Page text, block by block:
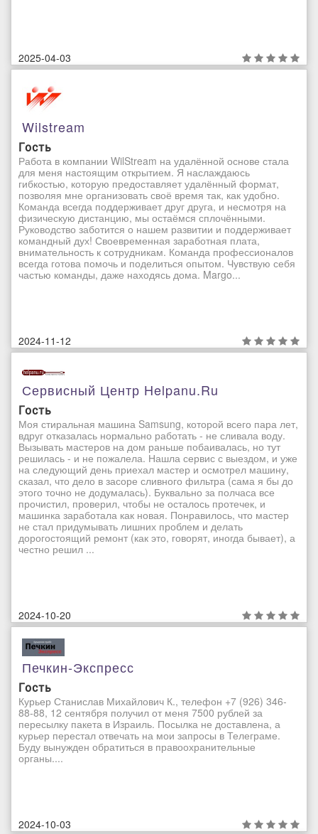
2025-04-03
Wilstream
Гость
Работа в компании WilStream на удалённой основе стала
для меня настоящим открытием. Я наслаждаюсь
гибкостью, которую предоставляет удалённый формат,
позволяя мне организовать своё время так, как удобно.
Команда всегда поддерживает друг друга, и несмотря на
физическую дистанцию, мы остаёмся сплочёнными.
Руководство заботится о нашем развитии и поддерживает
командный дух! Своевременная заработная плата,
внимательность к сотрудникам. Команда профессионалов
всегда готова помочь и поделиться опытом. Чувствую себя
частью команды, даже находясь дома. Margo...
2024-11-12
Сервисный Центр Helpanu.ru
Гость
Моя стиральная машина Samsung, которой всего пара лет,
вдруг отказалась нормально работать - не сливала воду.
Вызывать мастеров на дом раньше побаивалась, но тут
решилась - и не пожалела. Нашла сервис с выездом, и уже
на следующий день приехал мастер и осмотрел машину,
сказал, что дело в засоре сливного фильтра (сама я бы до
этого точно не додумалась). Буквально за полчаса все
прочистил, проверил, чтобы не осталось протечек, и
машинка заработала как новая. Понравилось, что мастер
не стал придумывать лишних проблем и делать
дорогостоящий ремонт (как это, говорят, иногда бывает), а
честно решил ...
2024-10-20
Печкин-Экспресс
Гость
Курьер Станислав Михайлович К., телефон +7 (926) 346-
88-88, 12 сентября получил от меня 7500 рублей за
пересылку пакета в Израиль. Посылка не доставлена, а
курьер перестал отвечать на мои запросы в Телеграме.
Буду вынужден обратиться в правоохранительные
органы....
2024-10-03